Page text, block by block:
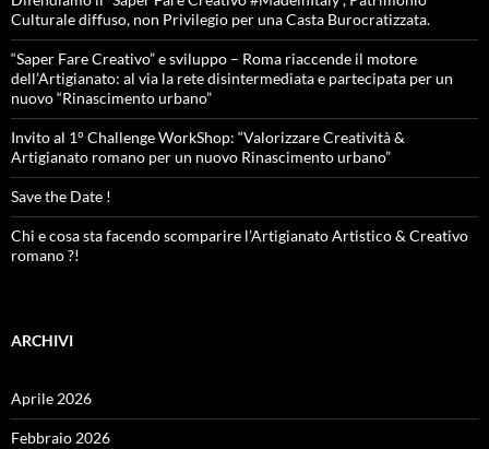
Culturale diffuso, non Privilegio per una Casta Burocratizzata.
“Saper Fare Creativo” e sviluppo – Roma riaccende il motore
dell’Artigianato: al via la rete disintermediata e partecipata per un
nuovo “Rinascimento urbano”
Invito al 1° Challenge WorkShop: “Valorizzare Creatività &
Artigianato romano per un nuovo Rinascimento urbano”
Save the Date !
Chi e cosa sta facendo scomparire l’Artigianato Artistico & Creativo
romano ?!
ARCHIVI
Aprile 2026
Febbraio 2026